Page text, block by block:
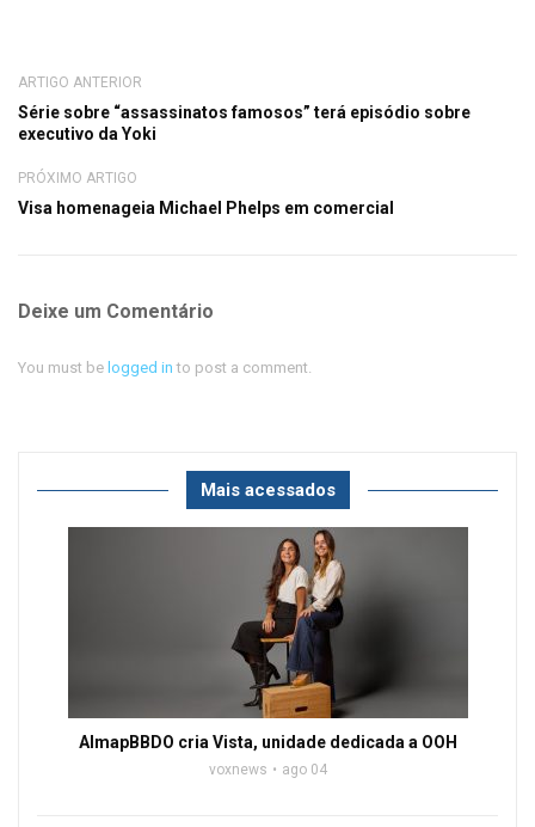
ARTIGO ANTERIOR
Série sobre “assassinatos famosos” terá episódio sobre
executivo da Yoki
PRÓXIMO ARTIGO
Visa homenageia Michael Phelps em comercial
Deixe um Comentário
You must be logged in to post a comment.
Mais acessados
AlmapBBDO cria Vista, unidade dedicada a OOH
voxnews ago 04